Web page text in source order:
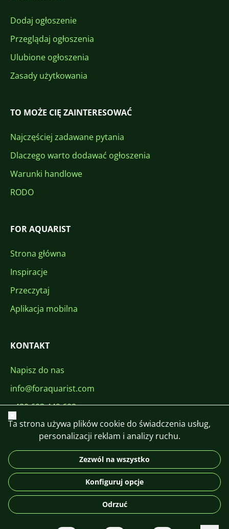
Dodaj ogłoszenie
Przeglądaj ogłoszenia
Ulubione ogłoszenia
Zasady użytkowania
TO MOŻE CIĘ ZAINTERESOWAĆ
Najczęściej zadawane pytania
Dlaczego warto dodawać ogłoszenia
Warunki handlowe
RODO
FOR AQUARIST
Strona główna
Inspiracje
Przeczytaj
Aplikacja mobilna
KONTAKT
Napisz do nas
info@foraquarist.com
+420 603 449 602
DE
© 2026 For Aquarist
Zamknij
Ta strona używa plików cookie do świadczenia usług,
personalizacji reklam i analizy ruchu.
Zezwól na wszystko
Konfiguruj opcje
Odrzuć